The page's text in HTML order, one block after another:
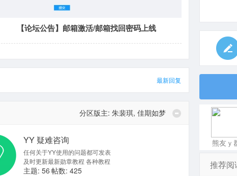
【论坛公告】邮箱激活/邮箱找回密码上线
最新回复
分区版主: 朱裴琪, 佳期如梦
YY 疑难咨询
任何关于YY使用的问题都可发表
及时更新最新勋章教程 各种教程
主题: 56 帖数: 425
熊友ｙ
推荐阅